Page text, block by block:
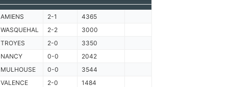
AMIENS 2-1
4365
WASQUEHAL 2-2
3000
TROYES 2-0
3350
NANCY 0-0
2042
MULHOUSE 0-0
3544
VALENCE 2-0
1484